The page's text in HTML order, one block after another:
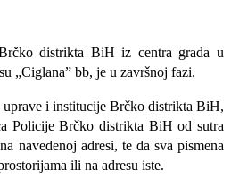
distrikta BiH iz centra grada u
„Ciglana” bb, je u završnoj fazi.
uprave i institucije Brčko distrikta BiH,
Policije Brčko distrikta BiH od sutra
navedenoj adresi, te da sva pismena
ili na adresu iste.